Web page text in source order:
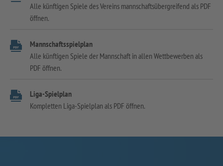
Alle künftigen Spiele des Vereins mannschaftsübergreifend als PDF
öffnen.
Mannschaftsspielplan
Alle künftigen Spiele der Mannschaft in allen Wettbewerben als
PDF öffnen.
Liga-Spielplan
Kompletten Liga-Spielplan als PDF öffnen.